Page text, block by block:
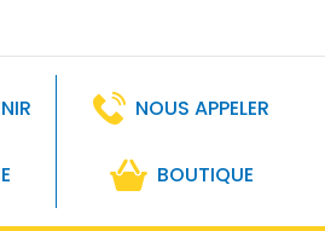
NOUS APPELER
BOUTIQUE